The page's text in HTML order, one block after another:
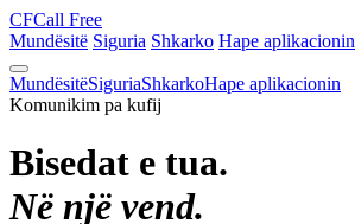
CFCall Free
Mundësitë Siguria Shkarko Hape aplikacionin
MundësitëSiguriaShkarkoHape aplikacionin
Komunikim pa kufij
Bisedat e tua.
Në një vend.